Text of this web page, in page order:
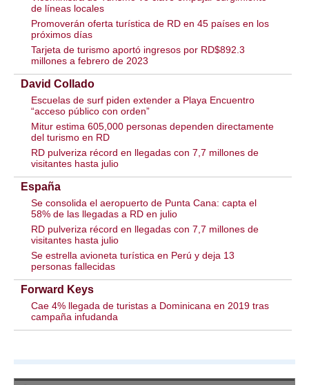
de líneas locales
Promoverán oferta turística de RD en 45 países en los
próximos días
Tarjeta de turismo aportó ingresos por RD$892.3
millones a febrero de 2023
David Collado
Escuelas de surf piden extender a Playa Encuentro
“acceso público con orden”
Mitur estima 605,000 personas dependen directamente
del turismo en RD
RD pulveriza récord en llegadas con 7,7 millones de
visitantes hasta julio
España
Se consolida el aeropuerto de Punta Cana: capta el
58% de las llegadas a RD en julio
RD pulveriza récord en llegadas con 7,7 millones de
visitantes hasta julio
Se estrella avioneta turística en Perú y deja 13
personas fallecidas
Forward Keys
Cae 4% llegada de turistas a Dominicana en 2019 tras
campaña infudanda